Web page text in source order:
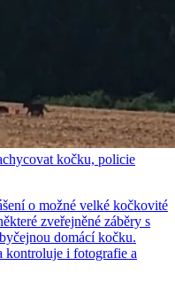
kočku, policie
o možné velké kočkovité
zveřejněné záběry s
domácí kočku.
kontroluje i fotografie a